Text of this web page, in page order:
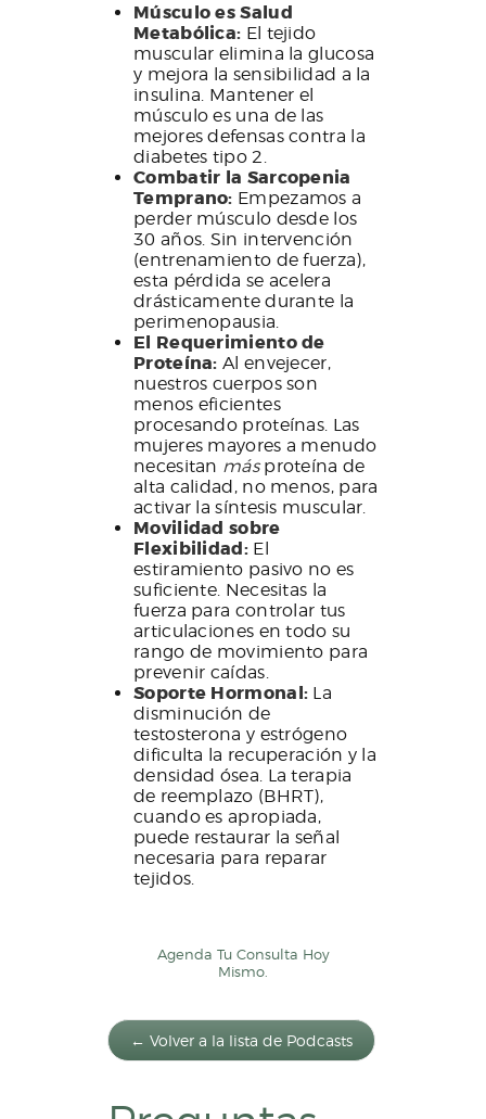
Músculo es Salud
Metabólica: El tejido
muscular elimina la glucosa
y mejora la sensibilidad a la
insulina. Mantener el
músculo es una de las
mejores defensas contra la
diabetes tipo 2.
Combatir la Sarcopenia
Temprano: Empezamos a
perder músculo desde los
30 años. Sin intervención
(entrenamiento de fuerza),
esta pérdida se acelera
drásticamente durante la
perimenopausia.
El Requerimiento de
Proteína: Al envejecer,
nuestros cuerpos son
menos eficientes
procesando proteínas. Las
mujeres mayores a menudo
necesitan másproteína de
alta calidad, no menos, para
activar la síntesis muscular.
Movilidad sobre
Flexibilidad:El
estiramiento pasivo no es
suficiente. Necesitas la
fuerza para controlar tus
articulaciones en todo su
rango de movimiento para
prevenir caídas.
Soporte Hormonal: La
disminución de
testosterona y estrógeno
dificulta la recuperación y la
densidad ósea. La terapia
de reemplazo (BHRT),
cuando es apropiada,
puede restaurar la señal
necesaria para reparar
tejidos.
Agenda Tu Consulta Hoy
Mismo.
← Volver a la lista de Podcasts